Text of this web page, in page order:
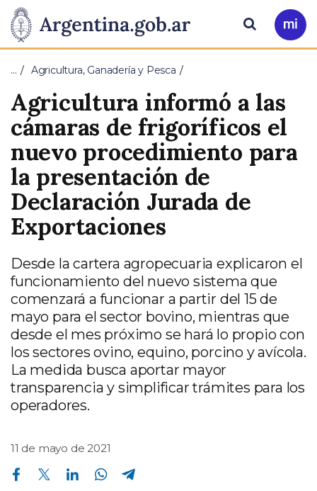
Presidencia
de
Nación
Pasar al contenido principal
Ir
a
Buscar
… Agricultura, Ganadería y Pesca
Agricultura informó a las
cámaras de frigoríficos el
nuevo procedimiento para
la presentación de
Declaración Jurada de
Exportaciones
Desde la cartera agropecuaria explicaron el
funcionamiento del nuevo sistema que
comenzará a funcionar a partir del 15 de
mayo para el sector bovino, mientras que
desde el mes próximo se hará lo propio con
los sectores ovino, equino, porcino y avícola.
La medida busca aportar mayor
transparencia y simplificar trámites para los
operadores.
11 de mayo de 2021
Compartir en Facebook Compartir en Twitter Compartir en Linkedin Compartir en Whatsapp